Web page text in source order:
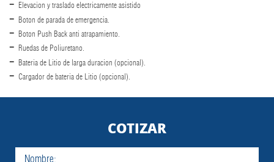
Elevacion y traslado electricamente asistido
Boton de parada de emergencia.
Boton Push Back anti atrapamiento.
Ruedas de Poliuretano.
Bateria de Litio de larga duracion (opcional).
Cargador de bateria de Litio (opcional).
COTIZAR